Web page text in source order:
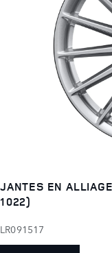
JANTES EN
1022)
LR091517